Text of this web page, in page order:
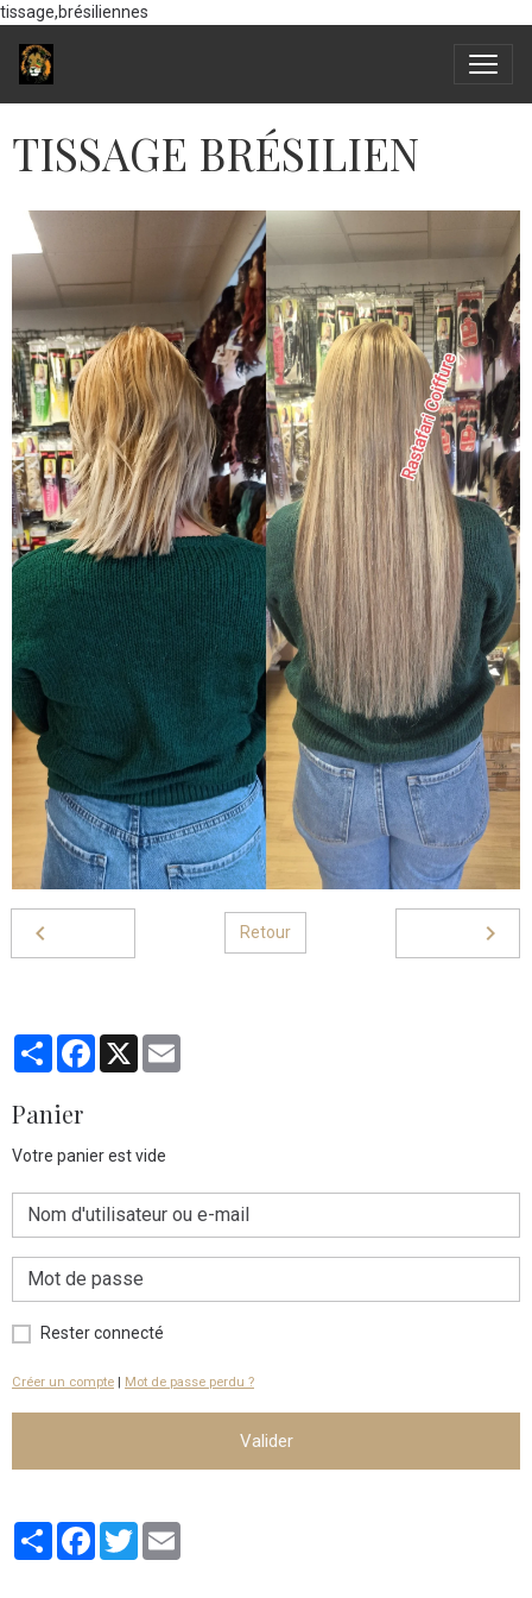
tissage,brésiliennes
TISSAGE BRÉSILIEN
Retour
PartagerFacebook
X
Panier
Votre panier est vide
Rester connecté
Créer un compte | Mot de passe perdu ?
Valider
PartagerFacebook
Twitter